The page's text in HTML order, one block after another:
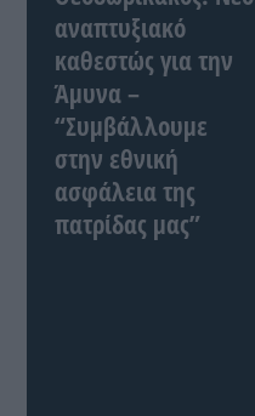
αναπτυξιακό
καθεστώς για την
Άμυνα –
“Συμβάλλουμε
στην εθνική
ασφάλεια της
πατρίδας μας”